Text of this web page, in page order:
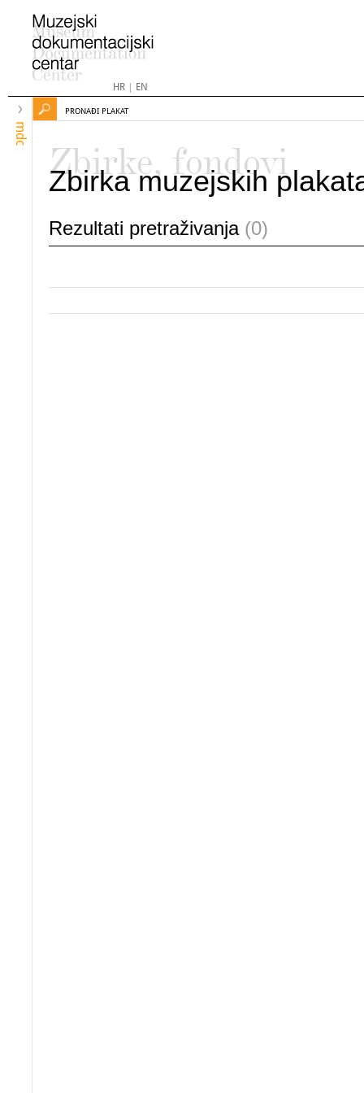
HR| EN
mdc
PRONAĐI PLAKAT
Zbirke, fondovi
Zbirka muzejskih
Rezultati pretraživanja (0)